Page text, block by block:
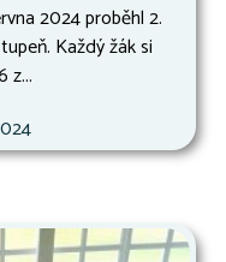
2024 proběhl 2.
Každý žák si
z...